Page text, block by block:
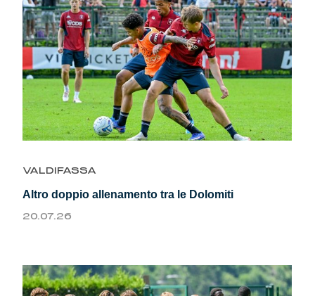
VALDIFASSA
Altro doppio allenamento tra le Dolomiti
20.07.26